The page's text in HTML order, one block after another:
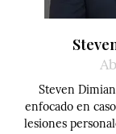
Steven
enfocado en
lesiones